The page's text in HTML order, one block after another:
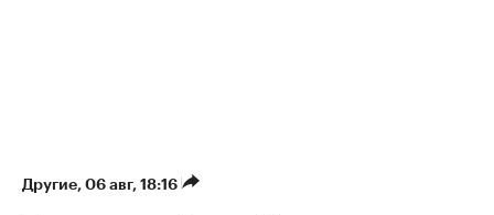
Другие⁠, 06 авг, 18:16